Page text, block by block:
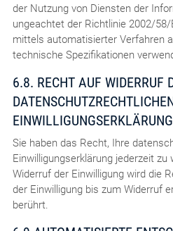
der Nutzung von Diensten der
ungeachtet der Richtlinie 2002/
mittels automatisierter Verfahren
technische Spezifikationen
6.8. RECHT AUF WIDERRUF
EINWILLIGUNGSERKLÄRUNG
Sie haben das Recht, Ihre
Einwilligungserklärung jederzeit zu
Widerruf der Einwilligung wird die
der Einwilligung bis zum Widerruf
berührt.